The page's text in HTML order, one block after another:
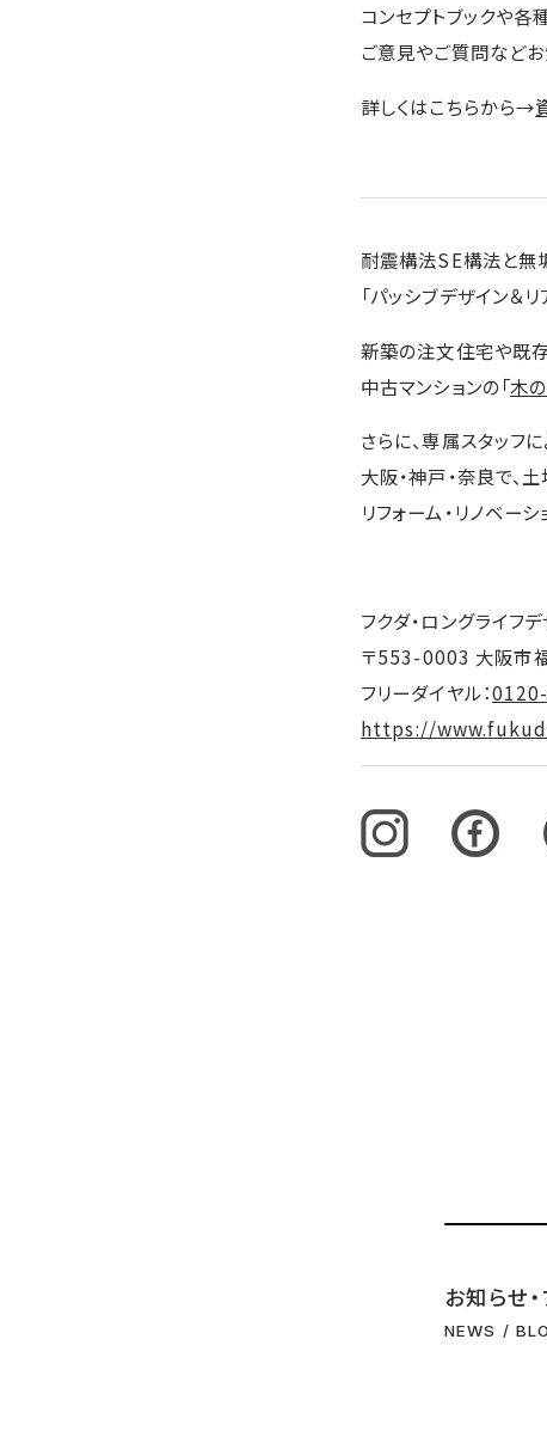
コンセプトブックや各
ご意見やご質問などお
詳しくはこちらから→
耐震構法SE構法と無
「パッシブデザイン＆
新築の注文住宅や既存
中古マンションの「木
さらに、専属スタッフ
大阪・神戸・奈良で、
リフォーム・リノベー
フクダ・ロングライフ
〒553-0003 大阪市
フリーダイヤル：
https://
お知らせ
NEWS /